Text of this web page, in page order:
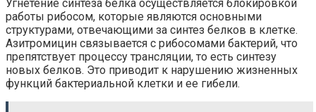
Угнетение синтеза белка осуществляется блокировкой
работы рибосом, которые являются основными
структурами, отвечающими за синтез белков в клетке.
Азитромицин связывается с рибосомами бактерий, что
препятствует процессу трансляции, то есть синтезу
новых белков. Это приводит к нарушению жизненных
функций бактериальной клетки и ее гибели.